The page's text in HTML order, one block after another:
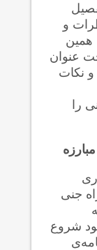
و
همین
عنوان
نکات
را
به همراه جنی
شروع